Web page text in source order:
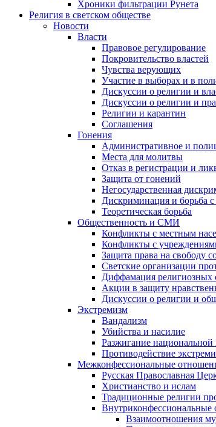
Хроники фильтрации Рунета
Религия в светском обществе
Новости
Власти
Правовое регулирование
Покровительство властей
Чувства верующих
Участие в выборах и в
Дискуссии о религии и
Дискуссии о религии и
Религии и карантин
Соглашения
Гонения
Административное и
Места для молитвы
Отказ в регистрации и
Защита от гонений
Негосударственная
Дискриминация и борьба
Теоретическая борьба
Общественность и СМИ
Конфликты с местным
Конфликты с
Защита права на свободу
Светские организации
Диффамация
Акции в защиту
Дискуссии о религии и
Экстремизм
Вандализм
Убийства и насилие
Разжигание
Противодействие
Межконфессиональные
Русская Православная
Христианство и ислам
Традиционные религии
Внутриконфессиональные
Взаимоотношения